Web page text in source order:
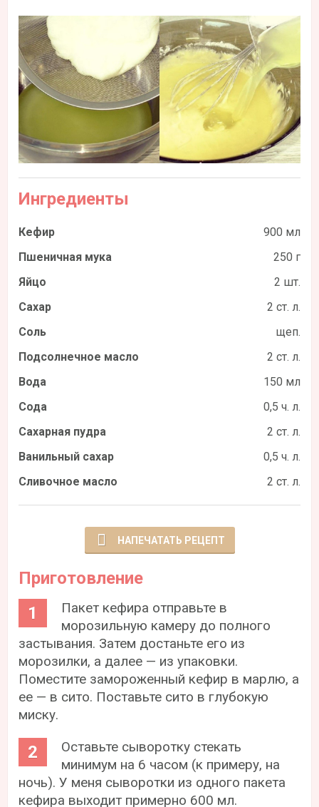
Ингредиенты
Кефир
900 мл
Пшеничная мука
250 г
Яйцо
2 шт.
Сахар
2 ст. л.
Соль
щеп.
Подсолнечное масло
2 ст. л.
Вода
150 мл
Сода
0,5 ч. л.
Сахарная пудра
2 ст. л.
Ванильный сахар
0,5 ч. л.
Сливочное масло
2 ст. л.
НАПЕЧАТАТЬ РЕЦЕПТ
Приготовление
Пакет кефира отправьте в
морозильную камеру до полного
застывания. Затем достаньте его из
морозилки, а далее — из упаковки.
Поместите замороженный кефир в марлю, а
ее — в сито. Поставьте сито в глубокую
миску.
Оставьте сыворотку стекать
минимум на 6 часом (к примеру, на
ночь). У меня сыворотки из одного пакета
кефира выходит примерно 600 мл.